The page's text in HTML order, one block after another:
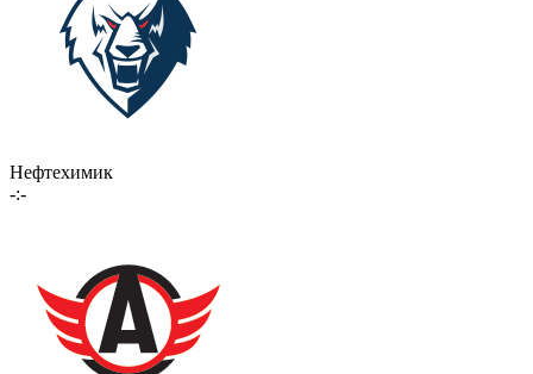
Нефтехимик
-:-